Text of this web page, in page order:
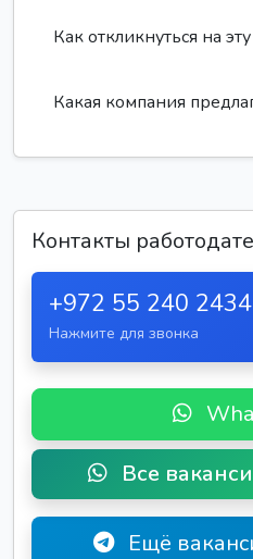
Как откликнуться на
Какая компания
Контакты
+972 55 240 2434
Нажмите для звонка
Все
Ещё